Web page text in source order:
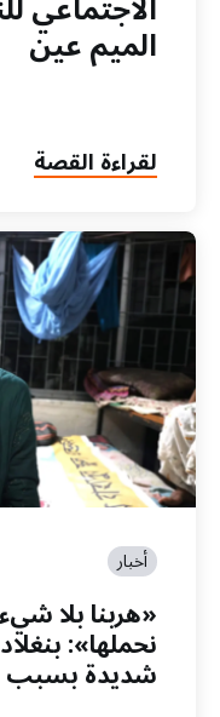
الميم عين
لقراءة القصة
أخبار
«هربنا بلا
نحملها»:
شديدة بسبب